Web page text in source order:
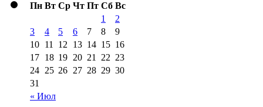
Пн Вт Ср Чт Пт Сб Вс
« Июл
1
2
3
4 5 6 7 8
9
10 11 12 13 14 15 16
17 18 19 20 21 22 23
24 25 26 27 28 29 30
31